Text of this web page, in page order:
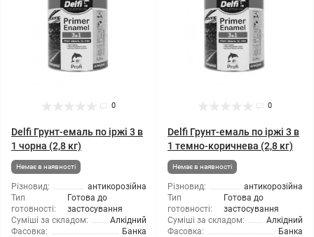
0
Delfi Грунт-емаль по іржі 3 в
1 чорна (2,8 кг)
Немає в наявності
Різновид:
антикорозійна
Тип
готовності:
Готова до
застосування
Суміші за складом:
Алкідний
Фасовка:
Банка
0
Delfi Грунт-емаль по іржі 3 в
1 темно-коричнева (2,8 кг)
Немає в наявності
Різновид:
антикорозійна
Тип
готовності:
Готова до
застосування
Суміші за складом:
Алкідний
Фасовка:
Банка